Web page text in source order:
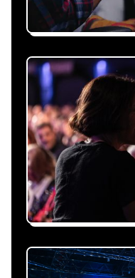
Recevez
sous 24h
Expliquez-nous
sous 24h avec
personnalisée,
événement et à
Nous